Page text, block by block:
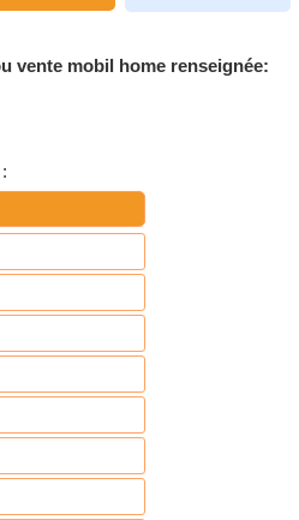
vente mobil home renseignée: